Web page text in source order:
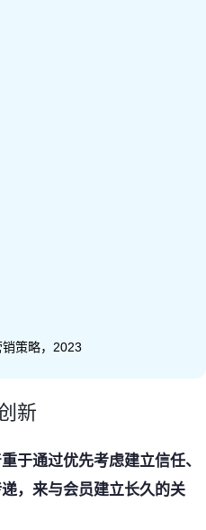
策略，2023
新
于通过优先考虑建立信任、
，来与会员建立长久的关